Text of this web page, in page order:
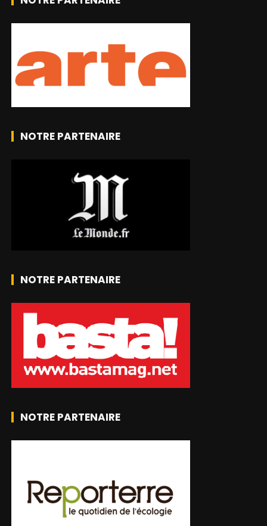
NOTRE PARTENAIRE
NOTRE PARTENAIRE
NOTRE PARTENAIRE